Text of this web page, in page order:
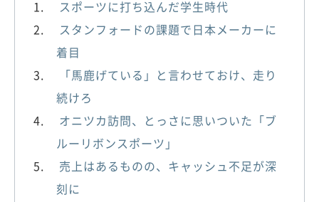
スポーツに打ち込んだ学生時代
スタンフォードの課題で日本メーカーに
着目
「馬鹿げている」と言わせておけ、走り
続けろ
オニツカ訪問、とっさに思いついた「ブ
ルーリボンスポーツ」
売上はあるものの、キャッシュ不足が深
刻に